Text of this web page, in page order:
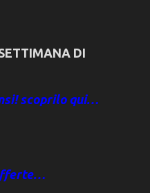
DI
scoprilo qui…